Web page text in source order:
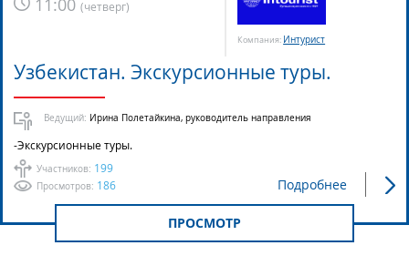
11:00 (четверг)
Компания: Интурист
Участников: 199
Просмотров: 186
Узбекистан. Экскурсионные туры.
Ведущий: Ирина Полетайкина, руководитель направления
-Экскурсионные туры.
Подробнее
ПРОСМОТР